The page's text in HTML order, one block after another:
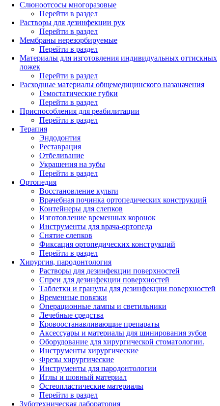
Слюноотсосы многоразовые
Перейти в раздел
Растворы для дезинфекции рук
Перейти в раздел
Мембраны нерезорбируемые
Перейти в раздел
Материалы для изготовления индивидуальных оттискных
ложек
Перейти в раздел
Расходные материалы общемедицинского назаначения
Гемостатические губки
Перейти в раздел
Приспособления для реабилитации
Перейти в раздел
Терапия
Эндодонтия
Реставрация
Отбеливание
Украшения на зубы
Перейти в раздел
Ортопедия
Восстановление культи
Врачебная починка ортопедических конструкций
Контейнеры для слепков
Изготовление временных коронок
Инструменты для врача-ортопеда
Снятие слепков
Фиксация ортопедических конструкций
Перейти в раздел
Хирургия, пародонтология
Растворы для дезинфекции поверхностей
Спреи для дезинфекции поверхностей
Таблетки и гранулы для дезинфекции поверхностей
Временные повязки
Операционные лампы и светильники
Лечебные средства
Кровоостанавливающие препараты
Аксессуары и материалы для шинирования зубов
Оборудование для хирургической стоматологии.
Инструменты хирургические
Фрезы хирургические
Инструменты для пародонтологии
Иглы и шовный материал
Остеопластические материалы
Перейти в раздел
Зуботехническая лаборатория